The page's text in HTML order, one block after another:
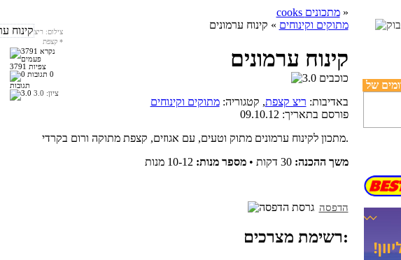
צילום: ריצ
קצפת *
3791 צפיות
0
תגובות
ציון: 3.0
cooks מתכונים»
מתוקים וקינוחים » קינוח ערמונים
קינוח ערמונים
באדיבות: ריצ קצפת, קטגוריה:מתוקים וקינוחים
פורסם בתאריך:09.10.12
מתכון לקינוח ערמונים מתוק וטעים, עם אגוזים, קצפת מתוקה ורום בקרדי.
משך ההכנה: 30 דקות •מספר מנות: 10-12 מנות
הדפסה
רשימת מצרכים: